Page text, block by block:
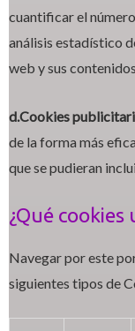
cuantificar el
análisis estadístico
web y sus
d.Cookies
de la forma más
que se pudieran
¿Qué cookies
Navegar por este
siguientes tipos de